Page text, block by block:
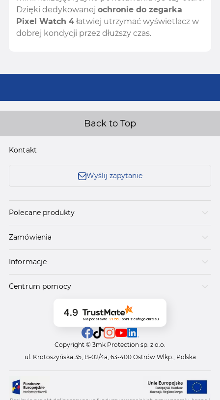
Dzięki dedykowanej ochronie do zegarka
Pixel Watch 4 łatwiej utrzymać wyświetlacz w
dobrej kondycji przez dłuższy czas.
Back to Top
Kontakt
Wyślij zapytanie
Polecane produkty
Zamówienia
Informacje
Centrum pomocy
4.9
Na podstawie 21 563 opinii z całego okresu
Copyright © 3mk Protection sp. z o.o.
ul. Krotoszyńska 35, B-02/4a, 63-400 Ostrów Wlkp., Polska